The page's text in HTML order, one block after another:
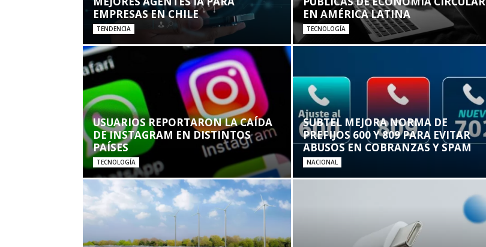
EMPRESAS EN CHILE
TENDENCIA
EN AMÉRICA LATINA
TECNOLOGÍA
USUARIOS REPORTARON LA CAÍDA
DE INSTAGRAM EN DISTINTOS
PAÍSES
TECNOLOGÍA
SUBTEL MEJORA NORMA DE
PREFIJOS 600 Y 809 PARA EVITAR
ABUSOS EN COBRANZAS Y SPAM
NACIONAL